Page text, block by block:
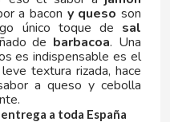
a bacon y queso son
único toque de sal
de barbacoa. Una
es indispensable es el
textura rizada, hace
a queso y cebolla
a toda España